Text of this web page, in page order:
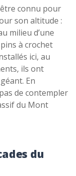
connu pour
son altitude :
milieu d’une
à crochet
ici, au
ils ont
En
de contempler
du Mont
du